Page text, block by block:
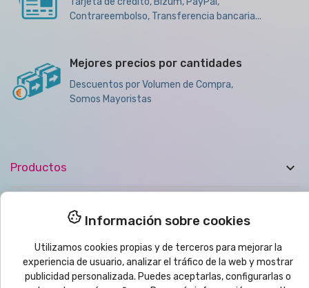
Contrareembolso, Transferencia bancaria...
Mejores precios por cantidades
Descuentos por Volumen de Compra,
Somos Mayoristas
Productos 
Boletín de noticias
Información sobre cookies
Utilizamos cookies propias y de terceros para mejorar la
experiencia de usuario, analizar el tráfico de la web y mostrar
publicidad personalizada. Puedes aceptarlas, configurarlas o